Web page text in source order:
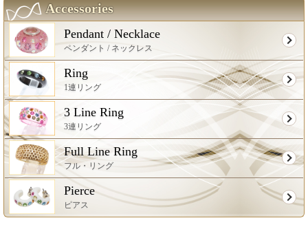
Accessories
Pendant / Necklace
ペンダント / ネックレス
Ring
1連リング
3 Line Ring
3連リング
Full Line Ring
フル・リング
Pierce
ピアス